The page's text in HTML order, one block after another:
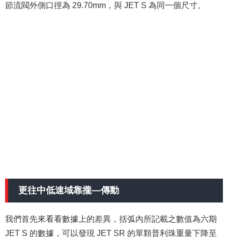
節流閥外側口徑為 29.70mm，與 JET S 為同一個尺寸。
更往中低速域靠攏—傳動
我們首先來看看數據上的差異，括弧內所記載之數值為六期
JET S 的數據，可以發現 JET SR 的單顆普利珠重量下降至